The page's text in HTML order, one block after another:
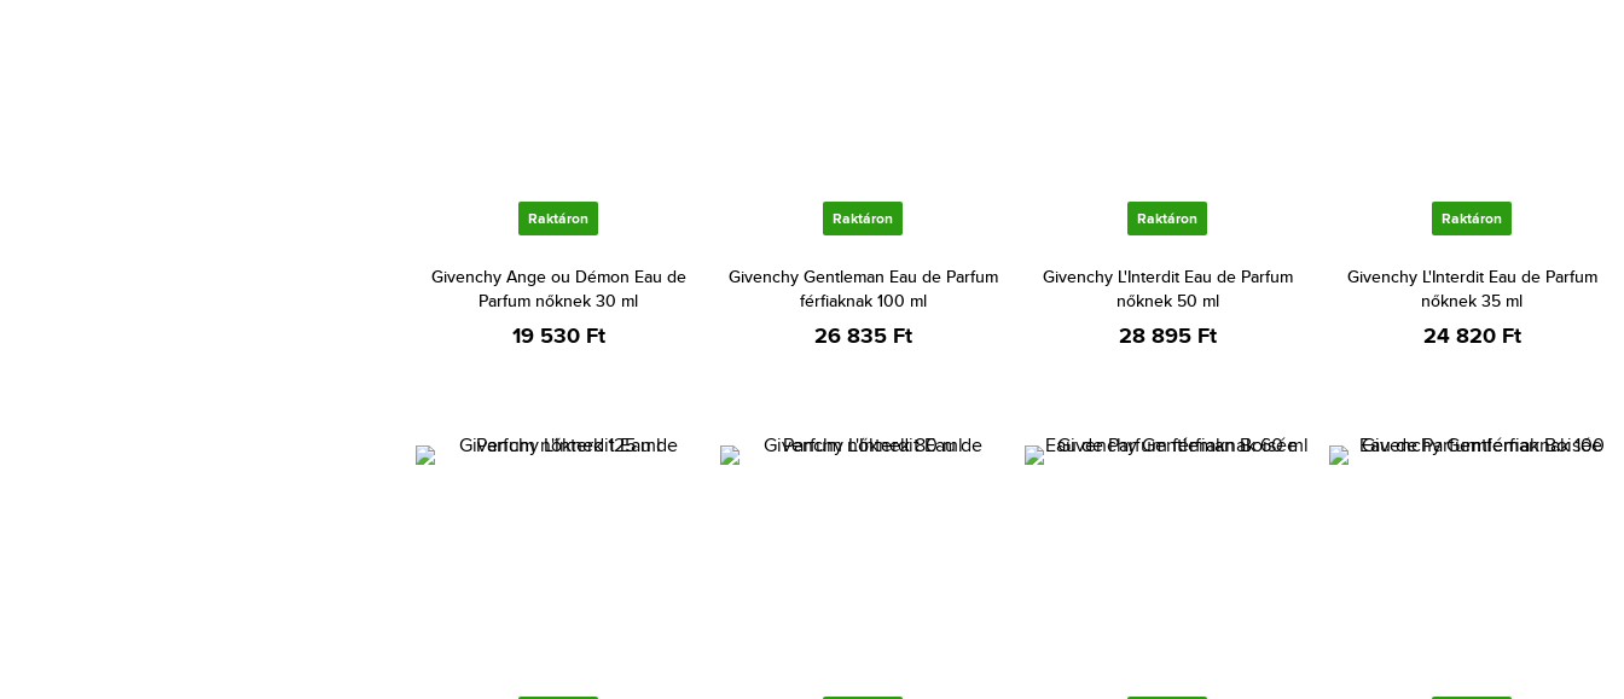
Raktáron
Givenchy Ange ou Démon Eau de
Parfum nőknek 30 ml
19 530 Ft
Raktáron
Givenchy Gentleman Eau de Parfum
férfiaknak 100 ml
26 835 Ft
Raktáron
Givenchy L'Interdit Eau de Parfum
nőknek 50 ml
28 895 Ft
Raktáron
Givenchy L'Interdit Eau de Parfum
nőknek 35 ml
24 820 Ft